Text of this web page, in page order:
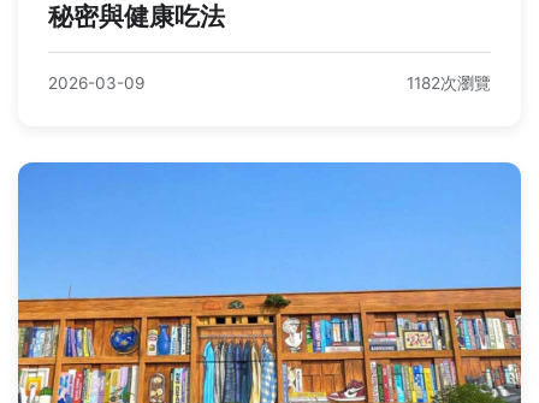
秘密與健康吃法
2026-03-09 1182次瀏覽